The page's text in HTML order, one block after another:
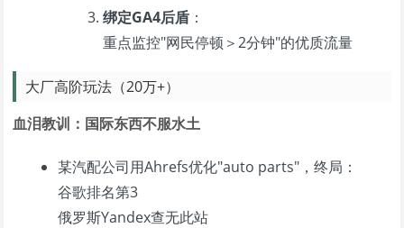
绑定GA4后盾 ：
重点监控"网民停顿＞2分钟"的优质流量
大厂高阶玩法（20万+）
血泪教训：国际东西不服水土
某汽配公司用Ahrefs优化"auto parts"，终局：
谷歌排名第3
俄罗斯Yandex查无此站